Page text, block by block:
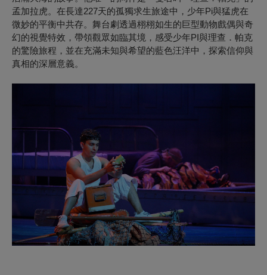
孟加拉虎。在長達227天的孤獨求生旅途中，少年Pi與猛虎在
微妙的平衡中共存。舞台劇透過栩栩如生的巨型動物戲偶與奇
幻的視覺特效，帶領觀眾如臨其境，感受少年PI與理查．帕克
的驚險旅程，並在充滿未知與希望的藍色汪洋中，探索信仰與
真相的深層意義。